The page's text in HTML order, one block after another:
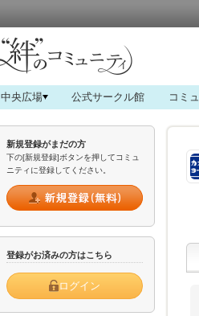
中央広場 公式サークル館 コミ
新規登録がまだの方
下の[新規登録]ボタンを押してコミュ
ニティに登録してください。
登録がお済みの方はこちら
ログイン